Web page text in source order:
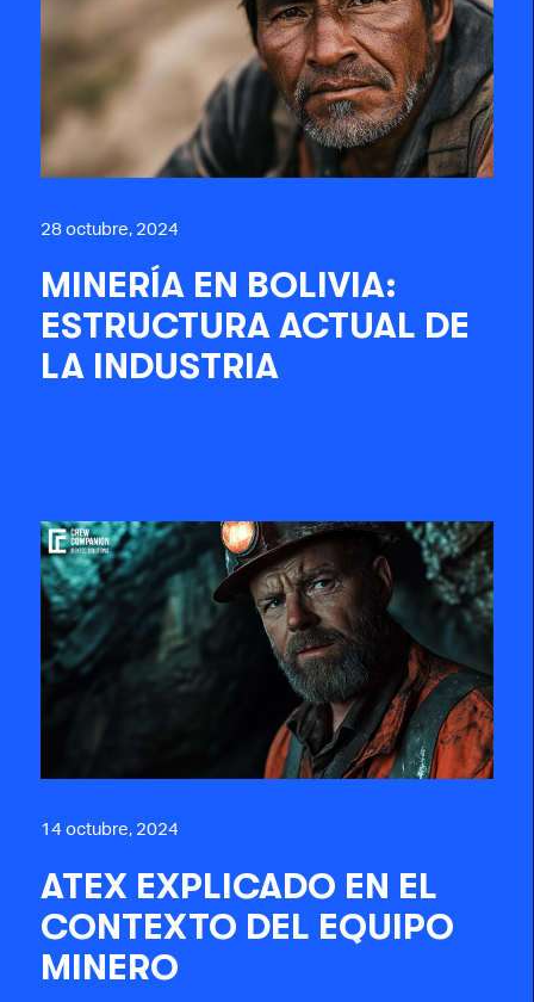
28 octubre, 2024
MINERÍA EN BOLIVIA:
ESTRUCTURA ACTUAL DE
LA INDUSTRIA
14 octubre, 2024
ATEX EXPLICADO EN EL
CONTEXTO DEL EQUIPO
MINERO